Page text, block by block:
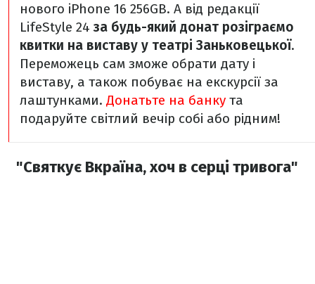
нового iPhone 16 256GB. А від редакції
LifeStyle 24за будь-який донат розіграємо
квитки на виставу у театрі Заньковецької.
Переможець сам зможе обрати дату і
виставу, а також побуває на екскурсії за
лаштунками. Донатьте на банку та
подаруйте світлий вечір собі або рідним!
"Святкує Вкраїна, хоч в серці тривога"